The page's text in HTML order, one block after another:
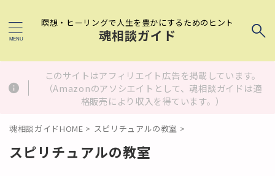
瞑想・ヒーリングで人生を豊かにするためのヒント
魂相談ガイド
このサイトはアフィリエイト広告を掲載しています。
（Amazonのアソシエイトとして、魂相談ガイドは適
格販売により収入を得ています。）
魂相談ガイドHOME > スピリチュアルの教室 >
スピリチュアルの教室